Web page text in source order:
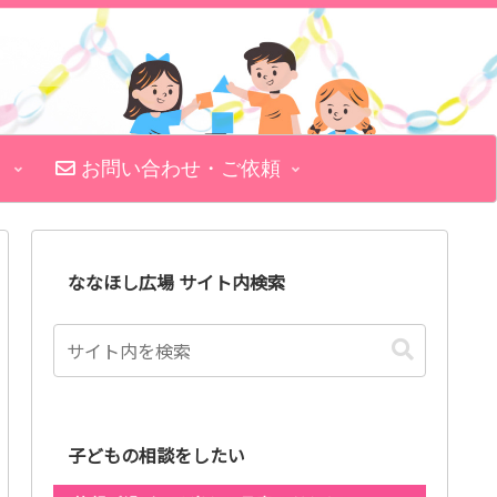
お問い合わせ・ご依頼
ななほし広場 サイト内検索
子どもの相談をしたい